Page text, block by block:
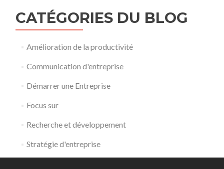
CATÉGORIES DU BLOG
Amélioration de la productivité
Communication d'entreprise
Démarrer une Entreprise
Focus sur
Recherche et développement
Stratégie d'entreprise